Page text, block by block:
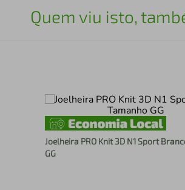
Quem viu isto,
Joelheira PRO Knit 3D N1 Sport
GG